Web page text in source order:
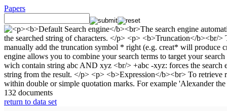
Papers
132 documents
return to data set